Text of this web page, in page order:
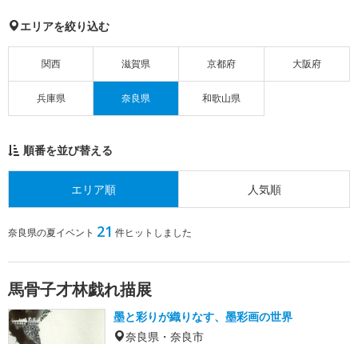
エリアを絞り込む
関西 滋賀県 京都府 大阪府
兵庫県 奈良県 和歌山県
順番を並び替える
エリア順 人気順
奈良県の夏イベント 21 件ヒットしました
馬骨子才林戯れ描展
墨と彩りが織りなす、墨彩画の世界
奈良県・奈良市